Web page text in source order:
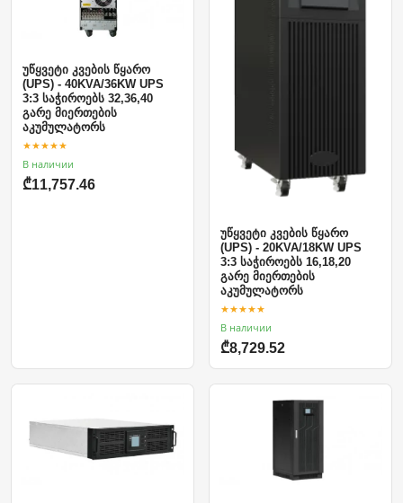
უწყვეტი კვების წყარო
(UPS) - 40KVA/36KW UPS
3:3 საჭიროებს 32,36,40
გარე მიერთების
აკუმულატორს
★★★★★
В наличии
₾11,757.46
უწყვეტი კვების წყარო
(UPS) - 20KVA/18KW UPS
3:3 საჭიროებს 16,18,20
გარე მიერთების
აკუმულატორს
★★★★★
В наличии
₾8,729.52